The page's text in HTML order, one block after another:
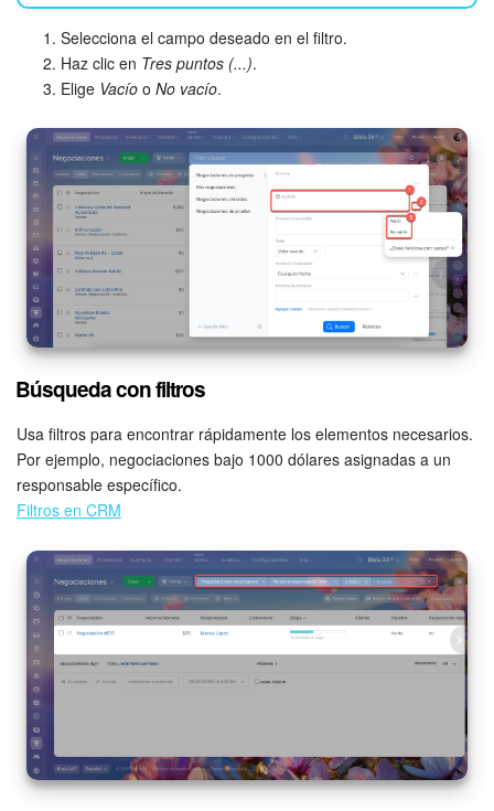
Selecciona el campo deseado en el filtro.
Haz clic en Tres puntos (...).
Elige Vacío o No vacío.
Búsqueda con filtros
Usa filtros para encontrar rápidamente los elementos necesarios.
Por ejemplo, negociaciones bajo 1000 dólares asignadas a un
responsable específico.
Filtros en CRM